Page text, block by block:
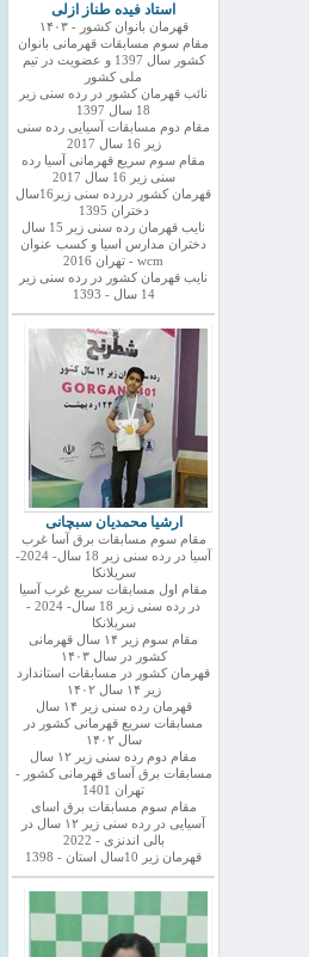
استاد فیده طناز ازلی
قهرمان بانوان کشور - ۱۴۰۳
مقام سوم مسابقات قهرمانی بانوان
کشور سال 1397 و عضویت در تیم
ملی کشور
نائب قهرمان کشور در رده سنی زیر
18 سال 1397
مقام دوم مسابقات آسیایی رده سنی
زیر 16 سال 2017
مقام سوم سریع قهرمانی آسیا رده
سنی زیر 16 سال 2017
قهرمان کشور دررده سنی زیر16سال
دختران 1395
نایب قهرمان رده سنی زیر 15 سال
دختران مدارس اسیا و کسب عنوان
wcm - تهران 2016
نایب قهرمان کشور در رده سنی زیر
14 سال - 1393
ارشیا محمدیان سبچانی
مقام سوم مسابقات برق آسا غرب
آسیا در رده سنی زیر 18 سال- 2024-
سریلانکا
مقام اول مسابقات سریع غرب آسیا
در رده سنی زیر 18 سال- 2024 -
سریلانکا
مقام سوم زیر ۱۴ سال قهرمانی
کشور در سال ۱۴۰۳
قهرمان کشور در مسابقات استاندارد
زیر ۱۴ سال ۱۴۰۲
قهرمان رده سنی زیر ۱۴ سال
مسابقات سریع قهرمانی کشور در
سال ۱۴۰۲
مقام دوم رده سنی زیر ۱۲ سال
مسابقات برق آسای قهرمانی کشور -
تهران 1401
مقام سوم مسابقات برق اسای
آسیایی در رده سنی زیر ۱۲ سال در
بالی اندنزی - 2022
قهرمان زیر 10سال استان - 1398